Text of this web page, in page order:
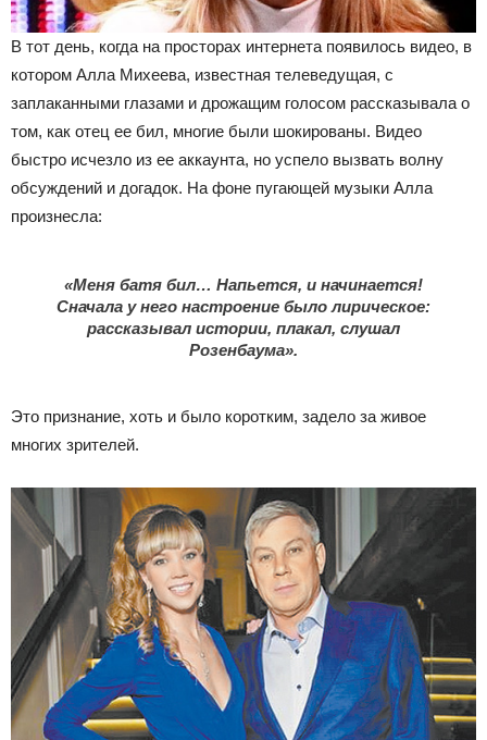
В тот день, когда на просторах интернета появилось видео, в
котором Алла Михеева, известная телеведущая, с
заплаканными глазами и дрожащим голосом рассказывала о
том, как отец ее бил, многие были шокированы. Видео
быстро исчезло из ее аккаунта, но успело вызвать волну
обсуждений и догадок. На фоне пугающей музыки Алла
произнесла:
«Меня батя бил… Напьется, и начинается!
Сначала у него настроение было лирическое:
рассказывал истории, плакал, слушал
Розенбаума».
Это признание, хоть и было коротким, задело за живое
многих зрителей.